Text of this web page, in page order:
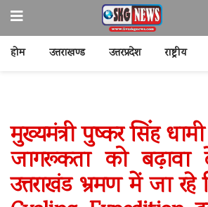
होम उत्तराखण्ड उत्तरप्रदेश राष्ट्रीय
मुख्यमंत्री पुष्कर सिंह
जागरूकता को
उत्तराखंड भ्रमण में जा